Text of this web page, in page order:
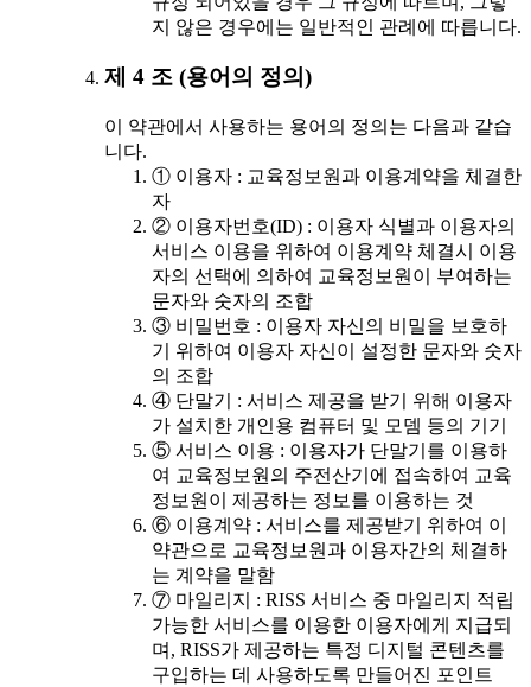
지 않은 경우에는 일반적인 관례에 따릅니다.
제 4 조 (용어의 정의)
이 약관에서 사용하는 용어의 정의는 다음과 같습
니다.
① 이용자 : 교육정보원과 이용계약을 체결한
자
② 이용자번호(ID) : 이용자 식별과 이용자의
서비스 이용을 위하여 이용계약 체결시 이용
자의 선택에 의하여 교육정보원이 부여하는
문자와 숫자의 조합
③ 비밀번호 : 이용자 자신의 비밀을 보호하
기 위하여 이용자 자신이 설정한 문자와 숫자
의 조합
④ 단말기 : 서비스 제공을 받기 위해 이용자
가 설치한 개인용 컴퓨터 및 모뎀 등의 기기
⑤ 서비스 이용 : 이용자가 단말기를 이용하
여 교육정보원의 주전산기에 접속하여 교육
정보원이 제공하는 정보를 이용하는 것
⑥ 이용계약 : 서비스를 제공받기 위하여 이
약관으로 교육정보원과 이용자간의 체결하
는 계약을 말함
⑦ 마일리지 : RISS 서비스 중 마일리지 적립
가능한 서비스를 이용한 이용자에게 지급되
며, RISS가 제공하는 특정 디지털 콘텐츠를
구입하는 데 사용하도록 만들어진 포인트